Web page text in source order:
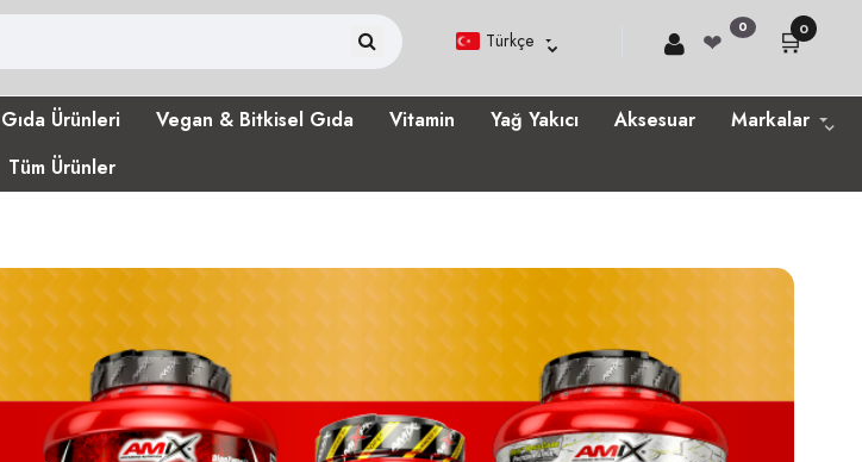
❤ 0 🛒0
Türkçe
Gıda Ürünleri Vegan & Bitkisel Gıda Vitamin Yağ Yakıcı Aksesuar
Markalar
Tüm Ürünler